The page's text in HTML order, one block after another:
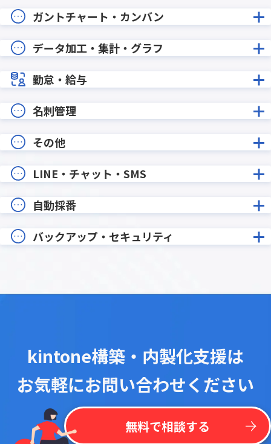
ガントチャート・カンバン
データ加工・集計・グラフ
勤怠・給与
名刺管理
その他
LINE・チャット・SMS
自動採番
バックアップ・セキュリティ
kintone構築・内製化支援は
お気軽にお問い合わせください
無料で相談する